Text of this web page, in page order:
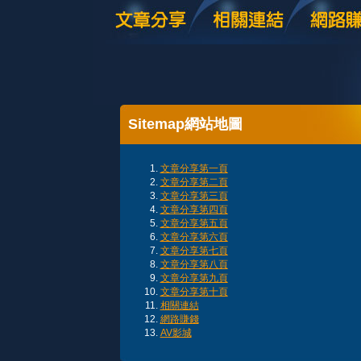
Sitemap網站地圖
文章分享第一頁
文章分享第二頁
文章分享第三頁
文章分享第四頁
文章分享第五頁
文章分享第六頁
文章分享第七頁
文章分享第八頁
文章分享第九頁
文章分享第十頁
相關連結
網路賺錢
AV影城